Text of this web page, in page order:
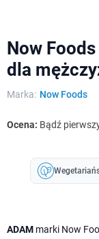
Now
dla
Marka: Now Foods
Ocena: Bądź
ADAM marki Now